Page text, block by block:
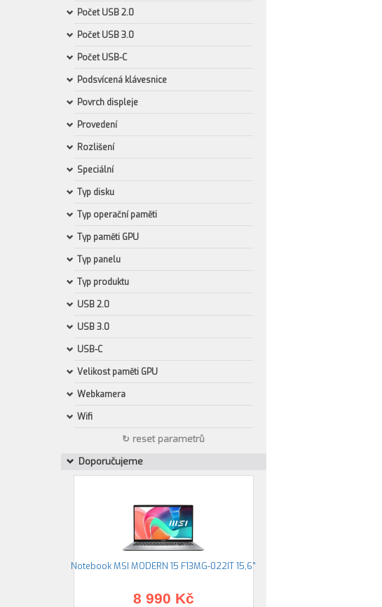
Počet USB 2.0
Počet USB 3.0
Počet USB-C
Podsvícená klávesnice
Povrch displeje
Provedení
Rozlišení
Speciální
Typ disku
Typ operační paměti
Typ paměti GPU
Typ panelu
Typ produktu
USB 2.0
USB 3.0
USB-C
Velikost paměti GPU
Webkamera
Wifi
↻ reset parametrů
Doporučujeme
Notebook MSI MODERN 15 F13MG-022IT 15,6"
8 990 Kč